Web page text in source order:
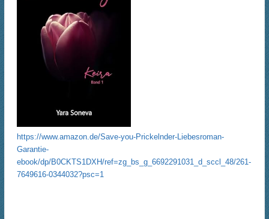
https://www.amazon.de/Save-you-Prickelnder-Liebesroman-
Garantie-
ebook/dp/B0CKTS1DXH/ref=zg_bs_g_6692291031_d_sccl_48/261-
7649616-0344032?psc=1